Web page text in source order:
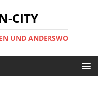
CITY
UND ANDERSWO